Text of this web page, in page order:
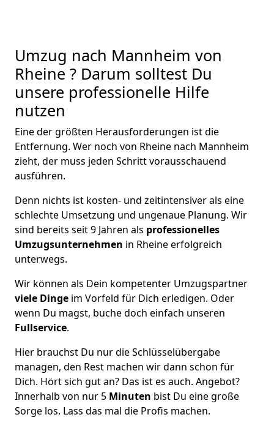
Umzug nach Mannheim von
Rheine ? Darum solltest Du
unsere professionelle Hilfe
nutzen
Eine der größten Herausforderungen ist die
Entfernung. Wer noch von Rheine nach Mannheim
zieht, der muss jeden Schritt vorausschauend
ausführen.
Denn nichts ist kosten- und zeitintensiver als eine
schlechte Umsetzung und ungenaue Planung. Wir
sind bereits seit 9 Jahren als professionelles
Umzugsunternehmen in Rheine erfolgreich
unterwegs.
Wir können als Dein kompetenter Umzugspartner
viele Dinge im Vorfeld für Dich erledigen. Oder
wenn Du magst, buche doch einfach unseren
Fullservice.
Hier brauchst Du nur die Schlüsselübergabe
managen, den Rest machen wir dann schon für
Dich. Hört sich gut an? Das ist es auch. Angebot?
Innerhalb von nur 5 Minuten bist Du eine große
Sorge los. Lass das mal die Profis machen.